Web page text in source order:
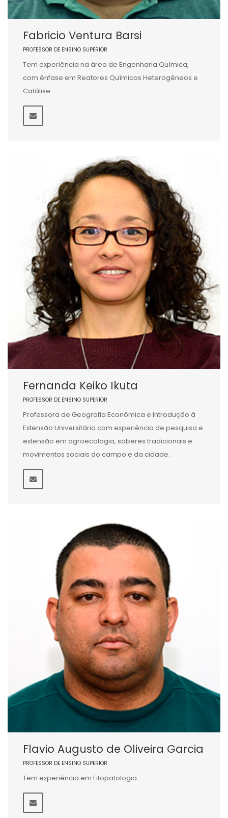
Fabricio Ventura Barsi
PROFESSOR DE ENSINO SUPERIOR
Tem experiência na área de Engenharia Química,
com ênfase em Reatores Químicos Heterogêneos e
Catálise
Fernanda Keiko Ikuta
PROFESSOR DE ENSINO SUPERIOR
Professora de Geografia Econômica e Introdução à
Extensão Universitária com experiência de pesquisa e
extensão em agroecologia, saberes tradicionais e
movimentos sociais do campo e da cidade.
Flavio Augusto de Oliveira Garcia
PROFESSOR DE ENSINO SUPERIOR
Tem experiência em Fitopatologia